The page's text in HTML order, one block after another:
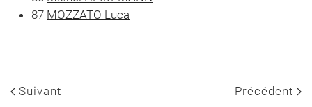
87 MOZZATO Luca
Suivant Précédent